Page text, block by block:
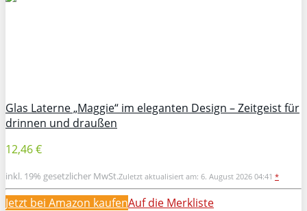
Glas Laterne „Maggie“ im eleganten Design – Zeitgeist für
drinnen und draußen
12,46 €
inkl. 19% gesetzlicher MwSt.Zuletzt aktualisiert am: 6. August 2026 04:41 *
Jetzt bei Amazon kaufenAuf die Merkliste